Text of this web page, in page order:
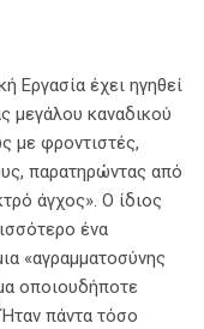
Εργασία έχει ηγηθεί
μεγάλου καναδικού
με φροντιστές,
παρατηρώντας από
άγχος». Ο ίδιος
ένα
«αγραμματοσύνης
οποιουδήποτε
πάντα τόσο